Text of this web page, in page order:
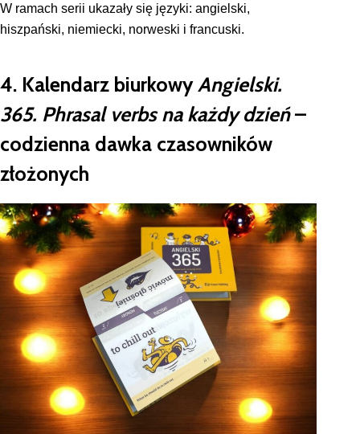
W ramach serii ukazały się języki: angielski,
hiszpański, niemiecki, norweski i francuski.
4. Kalendarz biurkowyAngielski.
365. Phrasal verbs na każdy dzień–
codzienna dawka czasowników
złożonych